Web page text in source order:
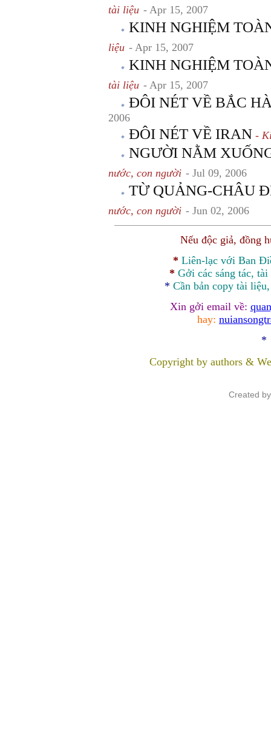
tài liệu - Apr 15, 2007
KINH NGHIỆM
liệu - Apr 15, 2007
KINH NGHIỆM
tài liệu - Apr 15, 2007
ĐÔI NÉT VỀ BẮC
2006
ĐÔI NÉT VỀ IRAN -
NGƯỜI NẰM
nước, con người - Jul 09, 2006
TỪ QUẢNG-CHÂU
nước, con người - Jun 02, 2006
Nếu độc giả, đồng
* Liên-lạc với Ban
* Gởi các sáng tác,
* Cần bản copy tài
Xin gởi email về:
hay:
*
Copyright by authors &
Created